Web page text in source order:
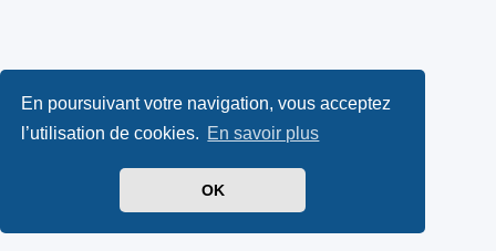
En poursuivant votre navigation, vous acceptez
l’utilisation de cookies. En savoir plus
OK